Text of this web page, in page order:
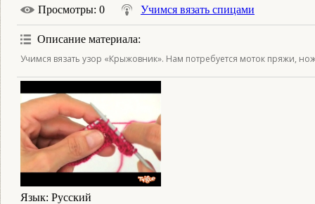
Просмотры: 0 Учимся вязать спицами
Описание материала:
Учимся вязать узор «Крыжовник». Нам потребуется моток пряжи,
Язык: Русский